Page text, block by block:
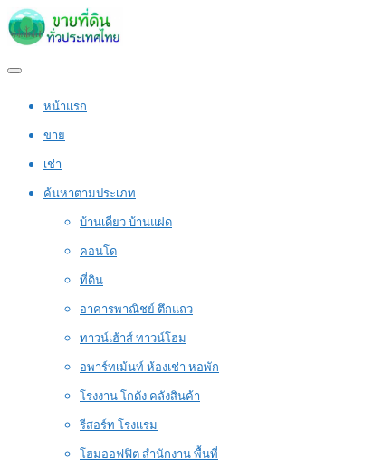
หน้าแรก
ขาย
เช่า
ค้นหาตามประเภท
บ้านเดี่ยว บ้านแฝด
คอนโด
ที่ดิน
อาคารพาณิชย์ ตึกแถว
ทาวน์เฮ้าส์ ทาวน์โฮม
อพาร์ทเม้นท์ ห้องเช่า หอพัก
โรงงาน โกดัง คลังสินค้า
รีสอร์ท โรงแรม
โฮมออฟฟิต สำนักงาน พื้นที่